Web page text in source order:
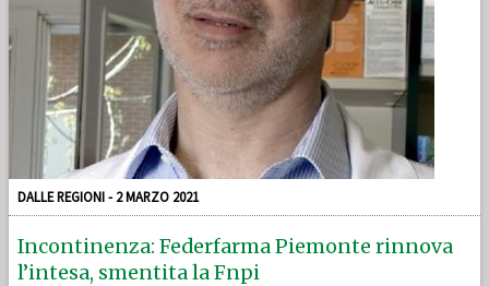
DALLE REGIONI - 2 MARZO 2021
Incontinenza: Federfarma Piemonte rinnova
l’intesa, smentita la Fnpi